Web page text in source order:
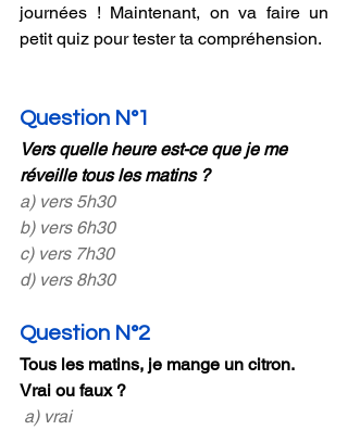
journées ! Maintenant, on va faire un
petit quiz pour tester ta compréhension.
Question N°1
Vers quelle heure est-ce que je me
réveille tous les matins ?
a) vers 5h30
b) vers 6h30
c) vers 7h30
d) vers 8h30
Question N°2
Tous les matins, je mange un citron.
Vrai ou faux ?
a) vrai